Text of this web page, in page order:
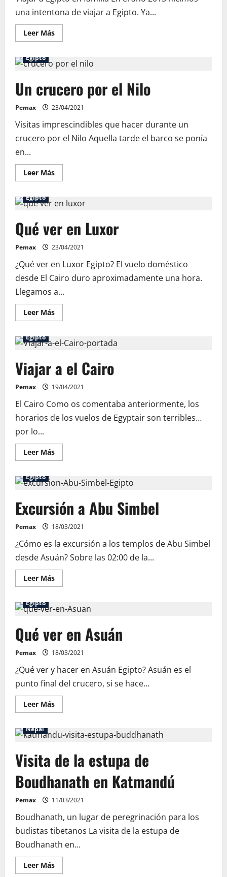
una intentona de viajar a Egipto. Ya...
Leer MásLeer
más
Viajar
a
familia
Egipto
Un crucero por el Nilo
Pemax 23/04/2021
Visitas imprescindibles que hacer durante un
crucero por el Nilo Aquella tarde el barco se ponía
en...
Leer MásLeer
más
Un
crucero
Nilo
Egipto
Qué ver en Luxor
Pemax 23/04/2021
¿Qué ver en Luxor Egipto? El vuelo doméstico
desde El Cairo duro aproximadamente una hora.
Llegamos a...
Leer MásLeer
más
Qué
ver
Luxor
Egipto
Viajar a el Cairo
Pemax 19/04/2021
El Cairo Como os comentaba anteriormente, los
horarios de los vuelos de Egyptair son terribles…
por lo...
Leer MásLeer
más
Viajar
a
Cairo
Egipto
Excursión a Abu Simbel
Pemax 18/03/2021
¿Cómo es la excursión a los templos de Abu Simbel
desde Asuán? Sobre las 02:00 de la...
Leer MásLeer
más
Excursión
a
Egipto
Qué ver en Asuán
Pemax 18/03/2021
¿Qué ver y hacer en Asuán Egipto? Asuán es el
punto final del crucero, si se hace...
Leer MásLeer
más
Qué
ver
Asuán
Nepal
Visita de la estupa de
Boudhanath en Katmandú
Pemax 11/03/2021
Boudhanath, un lugar de peregrinación para los
budistas tibetanos La visita de la estupa de
Boudhanath en...
Leer MásLeer
más